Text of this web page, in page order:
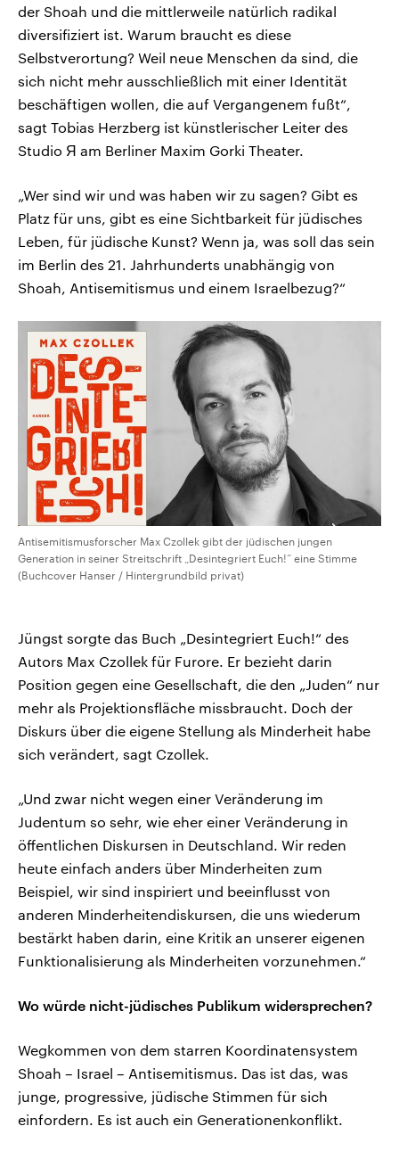
der Shoah und die mittlerweile natürlich radikal
diversifiziert ist. Warum braucht es diese
Selbstverortung? Weil neue Menschen da sind, die
sich nicht mehr ausschließlich mit einer Identität
beschäftigen wollen, die auf Vergangenem fußt“,
sagt Tobias Herzberg ist künstlerischer Leiter des
Studio Я am Berliner Maxim Gorki Theater.
„Wer sind wir und was haben wir zu sagen? Gibt es
Platz für uns, gibt es eine Sichtbarkeit für jüdisches
Leben, für jüdische Kunst? Wenn ja, was soll das sein
im Berlin des 21. Jahrhunderts unabhängig von
Shoah, Antisemitismus und einem Israelbezug?“
Antisemitismusforscher Max Czollek gibt der jüdischen jungen
Generation in seiner Streitschrift „Desintegriert Euch!“ eine Stimme
(Buchcover Hanser / Hintergrundbild privat)
Jüngst sorgte das Buch „Desintegriert Euch!“ des
Autors Max Czollek für Furore. Er bezieht darin
Position gegen eine Gesellschaft, die den „Juden“ nur
mehr als Projektionsfläche missbraucht. Doch der
Diskurs über die eigene Stellung als Minderheit habe
sich verändert, sagt Czollek.
„Und zwar nicht wegen einer Veränderung im
Judentum so sehr, wie eher einer Veränderung in
öffentlichen Diskursen in Deutschland. Wir reden
heute einfach anders über Minderheiten zum
Beispiel, wir sind inspiriert und beeinflusst von
anderen Minderheitendiskursen, die uns wiederum
bestärkt haben darin, eine Kritik an unserer eigenen
Funktionalisierung als Minderheiten vorzunehmen.“
Wo würde nicht-jüdisches Publikum widersprechen?
Wegkommen von dem starren Koordinatensystem
Shoah – Israel – Antisemitismus. Das ist das, was
junge, progressive, jüdische Stimmen für sich
einfordern. Es ist auch ein Generationenkonflikt.